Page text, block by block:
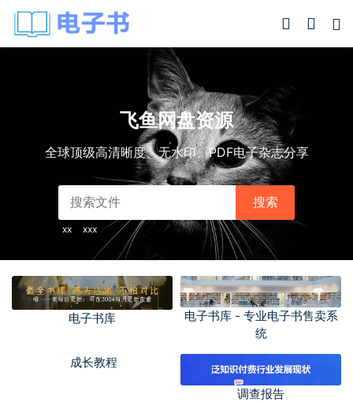
飞鱼网盘资源
全球顶级高清晰度、无水印、PDF电子杂志分享
搜索
xx xxx
电子书库
电子书库 - 专业电子书售卖系
统
成长教程
调查报告